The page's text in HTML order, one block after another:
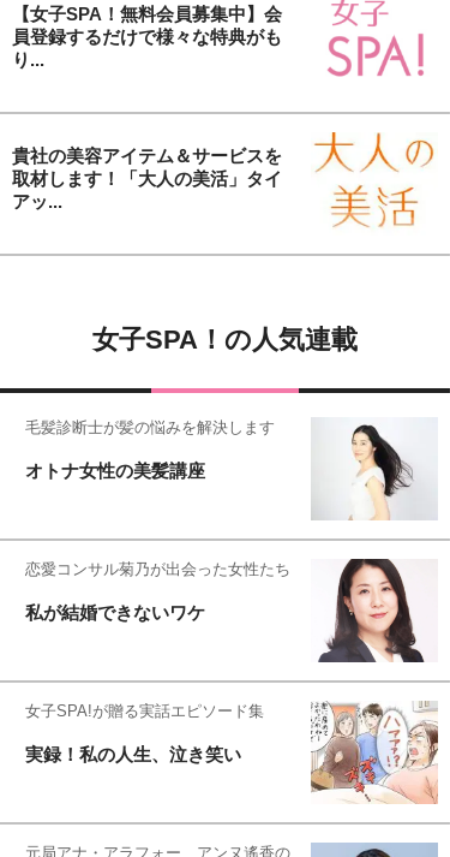
【女子SPA！無料会員募集中】会
員登録するだけで様々な特典がも
り...
貴社の美容アイテム＆サービスを
取材します！「大人の美活」タイ
アッ...
女子SPA！の人気連載
毛髪診断士が髪の悩みを解決します
オトナ女性の美髪講座
恋愛コンサル菊乃が出会った女性たち
私が結婚できないワケ
女子SPA!が贈る実話エピソード集
実録！私の人生、泣き笑い
元局アナ・アラフォー、アンヌ遙香の